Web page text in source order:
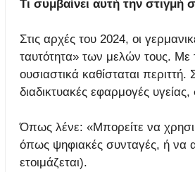
Τι συμβαίνει αυτή την στιγμή
Στις αρχές του 2024, οι
ταυτότητα» των μελών τους.
ουσιαστικά καθίσταται
διαδικτυακές εφαρμογές
Όπως λένε: «Μπορείτε να
όπως ψηφιακές συνταγές, ή να
ετοιμάζεται).